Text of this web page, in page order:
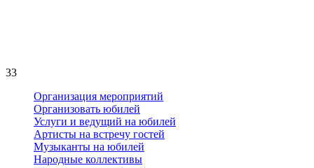
33
Организация мероприятий
Организовать юбилей
Услуги и ведущий на юбилей
Артисты на встречу гостей
Музыканты на юбилей
Народные коллективы